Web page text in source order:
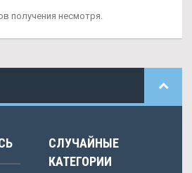
получения несмотря.
СЛУЧАЙНЫЕ
КАТЕГОРИИ